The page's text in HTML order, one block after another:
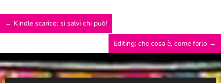
Ero forte per la mia età e capivo quando
chiusa, ma al di fuori di queste due cose non
nulla di diverso da tutti gli altri ragazzi.
← Kindle scarico: si salvi chi può!
Editing: che cosa è, come farlo →